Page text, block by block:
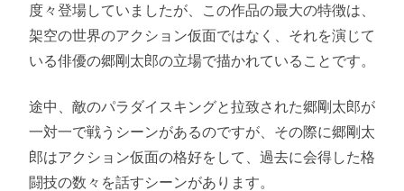
度々登場していましたが、この作品の最大の特徴は、
架空の世界のアクション仮面ではなく、それを演じて
いる俳優の郷剛太郎の立場で描かれていることです。
途中、敵のパラダイスキングと拉致された郷剛太郎が
一対一で戦うシーンがあるのですが、その際に郷剛太
郎はアクション仮面の格好をして、過去に会得した格
闘技の数々を話すシーンがあります。